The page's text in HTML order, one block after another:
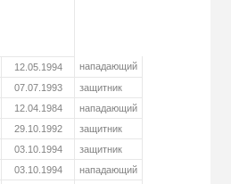
12.05.1994
нападающий
07.07.1993
защитник
12.04.1984
нападающий
29.10.1992
защитник
03.10.1994
защитник
03.10.1994
нападающий